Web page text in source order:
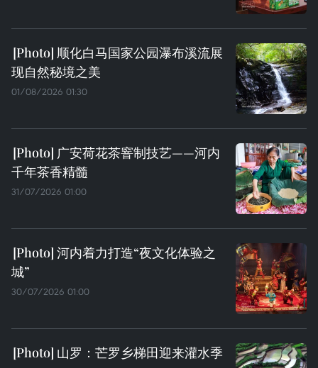
顺化白马国家公园瀑布溪流展
现自然秘境之美
01/08/2026 01:30
广安荷花茶窨制技艺——河内
千年茶香精髓
31/07/2026 01:00
河内着力打造“夜文化体验之
城”
30/07/2026 01:00
山罗：芒罗乡梯田迎来灌水季